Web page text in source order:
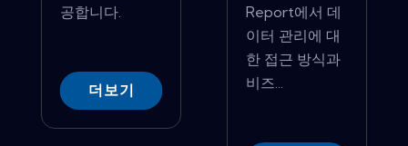
공합니다.
더보기
Report에서 데
이터 관리에 대
한 접근 방식과
비즈...